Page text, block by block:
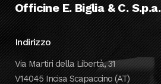
Officine E. Biglia & C. S.p.a.
Indirizzo
Via Martiri della Libertà, 31
V14045 Incisa Scapaccino (AT)